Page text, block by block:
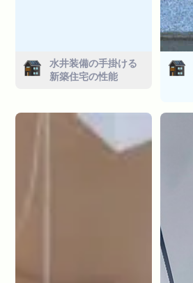
水井装備の手掛ける
新築住宅の性能